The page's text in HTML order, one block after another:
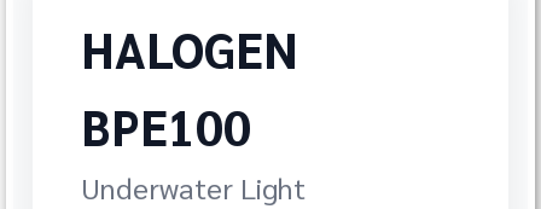
HALOGEN
BPE100
Underwater Light